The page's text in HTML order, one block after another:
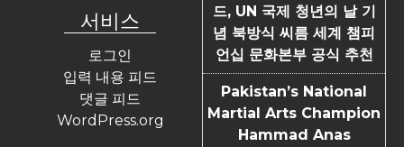
서비스
로그인
입력 내용 피드
댓글 피드
WordPress.org
드, UN 국제 청년의 날 기
념 북방식 씨름 세계 챔피
언십 문화본부 공식 추천
Pakistan’s National
Martial Arts Champion
Hammad Anas